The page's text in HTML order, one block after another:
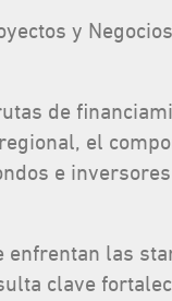
y
de
el
e
las
clave